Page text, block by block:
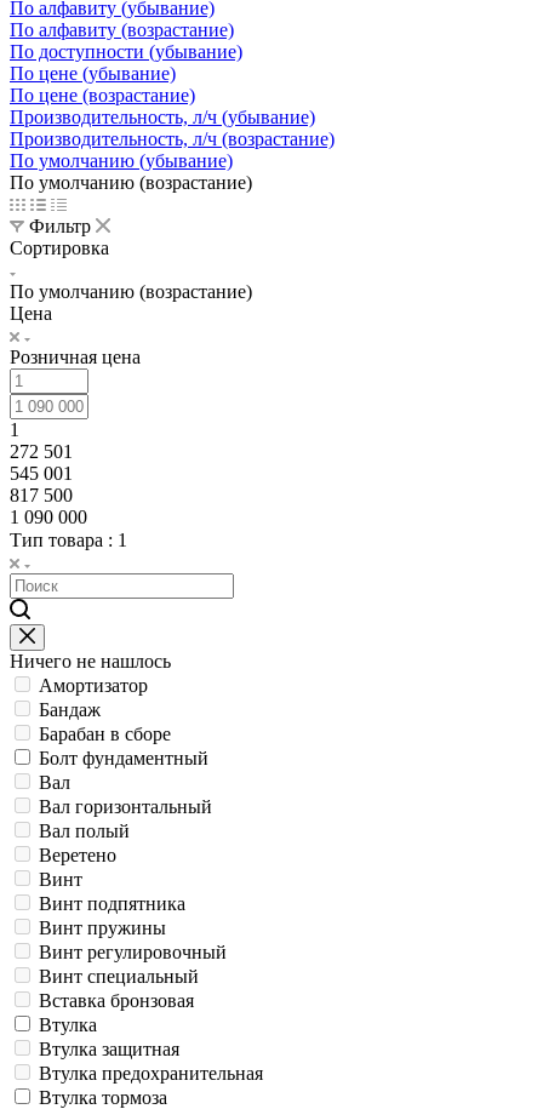
По алфавиту (убывание)
По алфавиту (возрастание)
По доступности (убывание)
По цене (убывание)
По цене (возрастание)
Производительность, л/ч (убывание)
Производительность, л/ч (возрастание)
По умолчанию (убывание)
По умолчанию (возрастание)
Фильтр
Сортировка
По умолчанию (возрастание)
Цена
Розничная цена
1
272 501
545 001
817 500
1 090 000
Тип товара : 1
Ничего не нашлось
Амортизатор
Бандаж
Барабан в сборе
Болт фундаментный
Вал
Вал горизонтальный
Вал полый
Веретено
Винт
Винт подпятника
Винт пружины
Винт регулировочный
Винт специальный
Вставка бронзовая
Втулка
Втулка защитная
Втулка предохранительная
Втулка тормоза